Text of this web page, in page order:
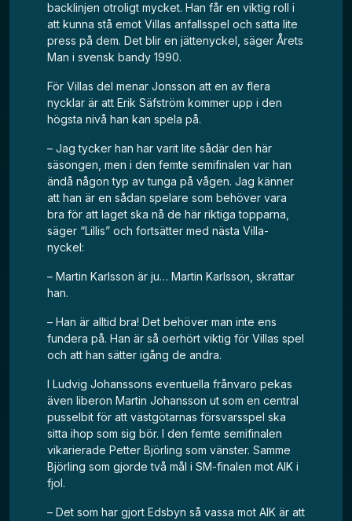
backlinjen otroligt mycket. Han får en viktig roll i
att kunna stå emot Villas anfallsspel och sätta lite
press på dem. Det blir en jättenyckel, säger Årets
Man i svensk bandy 1990.
För Villas del menar Jonsson att en av flera
nycklar är att Erik Säfström kommer upp i den
högsta nivå han kan spela på.
– Jag tycker han har varit lite sådär den här
säsongen, men i den femte semifinalen var han
ändå någon typ av tunga på vågen. Jag känner
att han är en sådan spelare som behöver vara
bra för att laget ska nå de här riktiga topparna,
säger “Lillis” och fortsätter med nästa Villa-
nyckel:
– Martin Karlsson är ju… Martin Karlsson, skrattar
han.
– Han är alltid bra! Det behöver man inte ens
fundera på. Han är så oerhört viktig för Villas spel
och att han sätter igång de andra.
I Ludvig Johanssons eventuella frånvaro pekas
även liberon Martin Johansson ut som en central
pusselbit för att västgötarnas försvarsspel ska
sitta ihop som sig bör. I den femte semifinalen
vikarierade Petter Björling som vänster. Samme
Björling som gjorde två mål i SM-finalen mot AIK i
fjol.
– Det som har gjort Edsbyn så vassa mot AIK är att